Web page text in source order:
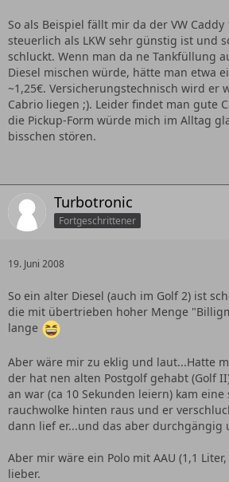
So als Beispiel fällt mir da der VW
steuerlich als LKW sehr günstig ist und
schluckt. Wenn man da ne Tankfüllung
Diesel mischen würde, hätte man etwa
~1,25€. Versicherungstechnisch wird er
Cabrio liegen ;). Leider findet man gute
die Pickup-Form würde mich im Alltag
bisschen stören.
Turbotronic
Fortgeschrittener
19. Juni 2008
So ein alter Diesel (auch im Golf 2) ist
die mit übertrieben hoher Menge
lange
Aber wäre mir zu eklig und laut...Hatte
der hat nen alten Postgolf gehabt (Golf
an war (ca 10 Sekunden leiern) kam
rauchwolke hinten raus und er
dann lief er...und das aber durchgängig
Aber mir wäre ein Polo mit AAU (1,1
lieber.